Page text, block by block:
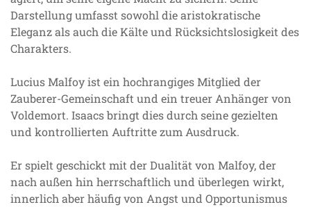
Darstellung umfasst sowohl die aristokratische
Eleganz als auch die Kälte und Rücksichtslosigkeit des
Charakters.
Lucius Malfoy ist ein hochrangiges Mitglied der
Zauberer-Gemeinschaft und ein treuer Anhänger von
Voldemort. Isaacs bringt dies durch seine gezielten
und kontrollierten Auftritte zum Ausdruck.
Er spielt geschickt mit der Dualität von Malfoy, der
nach außen hin herrschaftlich und überlegen wirkt,
innerlich aber häufig von Angst und Opportunismus